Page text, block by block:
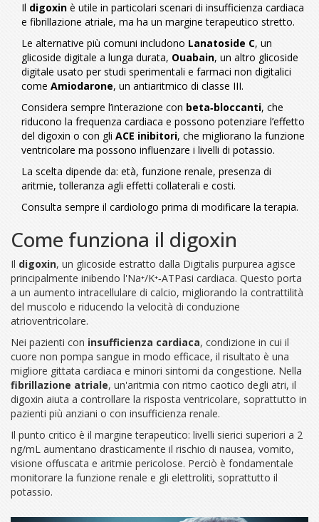
Il digoxin è utile in particolari scenari di insufficienza cardiaca
e fibrillazione atriale, ma ha un margine terapeutico stretto.
Le alternative più comuni includono Lanatoside C, un
glicoside digitale a lunga durata, Ouabain, un altro glicoside
digitale usato per studi sperimentali e farmaci non digitalici
come Amiodarone, un antiaritmico di classe III.
Considera sempre l’interazione con beta‑bloccanti, che
riducono la frequenza cardiaca e possono potenziare l’effetto
del digoxin o con gli ACE inibitori, che migliorano la funzione
ventricolare ma possono influenzare i livelli di potassio.
La scelta dipende da: età, funzione renale, presenza di
aritmie, tolleranza agli effetti collaterali e costi.
Consulta sempre il cardiologo prima di modificare la terapia.
Come funziona il digoxin
Il digoxin, un glicoside estratto dalla Digitalis purpurea agisce
principalmente inibendo l'Na⁺/K⁺‑ATPasi cardiaca. Questo porta
a un aumento intracellulare di calcio, migliorando la contrattilità
del muscolo e riducendo la velocità di conduzione
atrioventricolare.
Nei pazienti con insufficienza cardiaca, condizione in cui il
cuore non pompa sangue in modo efficace, il risultato è una
migliore gittata cardiaca e minori sintomi da congestione. Nella
fibrillazione atriale, un'aritmia con ritmo caotico degli atri, il
digoxin aiuta a controllare la risposta ventricolare, soprattutto in
pazienti più anziani o con insufficienza renale.
Il punto critico è il margine terapeutico: livelli sierici superiori a 2
ng/mL aumentano drasticamente il rischio di nausea, vomito,
visione offuscata e aritmie pericolose. Perciò è fondamentale
monitorare la funzione renale e gli elettroliti, soprattutto il
potassio.